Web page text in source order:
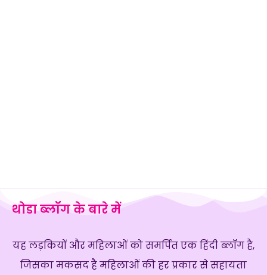
थोडा ब्लॉग के बारे में
यह लड़कियों और महिलाओं को समर्पित एक हिंदी ब्लॉग है,
जिसका मकसद है महिलाओं की हर प्रकार से सहायता